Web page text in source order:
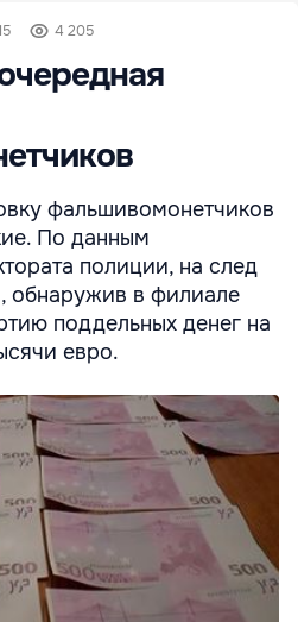
4 205
фальшивомонетчиков
По данным
полиции, на след
обнаружив в филиале
поддельных денег на
евро.